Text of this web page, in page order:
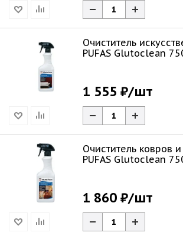
Очиститель
PUFAS Glutoclean
1 555 ₽/шт
Очиститель ковров
PUFAS Glutoclean
1 860 ₽/шт